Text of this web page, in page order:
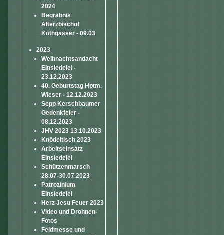
2024
Begräbnis
Alterzbischof
Kothgasser - 09.03
2023
Weihnachtsandacht
Einsiedelei -
23.12.2023
40. Geburtstag Hptm.
Wieser - 12.12.2023
Sepp Kerschbaumer
Gedenkfeier -
08.12.2023
JHV 2023 13.10.2023
Knödeltisch 2023
Arbeitseinsatz
Einsiedelei
Schützenmarsch
28.07-30.07.2023
Patrozinium
Einsiedelei
Herz Jesu Feuer 2023
Video und Drohnen-
Fotos
Feldmesse und